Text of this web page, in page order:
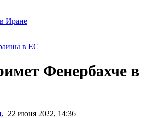
Иране
в ЕС
Фенербахче в
, 22 июня 2022, 14:36